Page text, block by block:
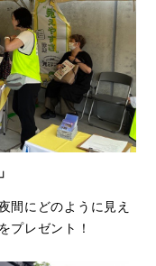
間にどのように見え
プレゼント！